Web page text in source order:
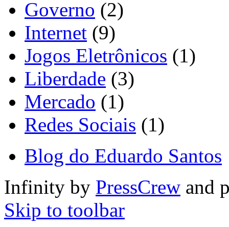
Governo (2)
Internet (9)
Jogos Eletrônicos (1)
Liberdade (3)
Mercado (1)
Redes Sociais (1)
Blog do Eduardo Santos
Infinity by PressCrew and
Skip to toolbar